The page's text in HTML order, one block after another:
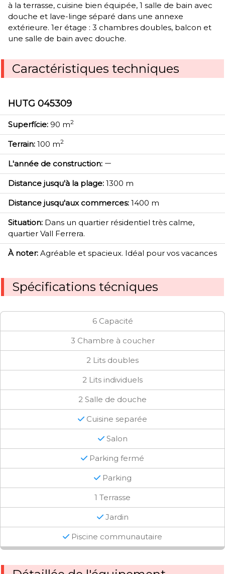
à la terrasse, cuisine bien équipée, 1 salle de bain avec
douche et lave-linge séparé dans une annexe
extérieure. 1er étage : 3 chambres doubles, balcon et
une salle de bain avec douche.
Caractéristiques techniques
HUTG 045309
Superfície: 90 m2
Terrain: 100 m2
L'année de construction:
Distance jusqu'à la plage: 1300 m
Distance jusqu'aux commerces: 1400 m
Situation: Dans un quartier résidentiel très calme,
quartier Vall Ferrera.
À noter: Agréable et spacieux. Idéal pour vos vacances
Spécifications técniques
6 Capacité
3 Chambre à coucher
2 Lits doubles
2 Lits individuels
2 Salle de douche
Cuisine separée
Salon
Parking fermé
Parking
1 Terrasse
Jardin
Piscine communautaire